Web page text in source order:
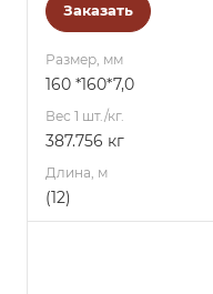
Заказать
Размер, мм
160 *160*7,0
Вес 1 шт./кг.
387.756 кг
Длина, м
(12)